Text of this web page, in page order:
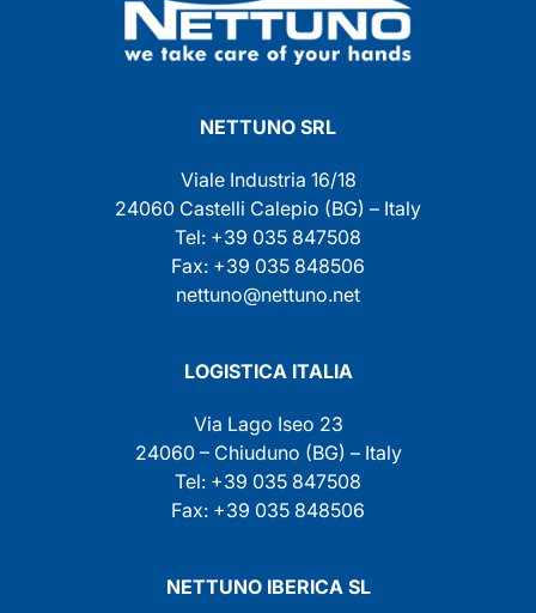
NETTUNO SRL
Viale Industria 16/18
24060 Castelli Calepio (BG) – Italy
Tel: +39 035 847508
Fax: +39 035 848506
nettuno@nettuno.net
LOGISTICA ITALIA
Via Lago Iseo 23
24060 – Chiuduno (BG) – Italy
Tel: +39 035 847508
Fax: +39 035 848506
NETTUNO IBERICA SL